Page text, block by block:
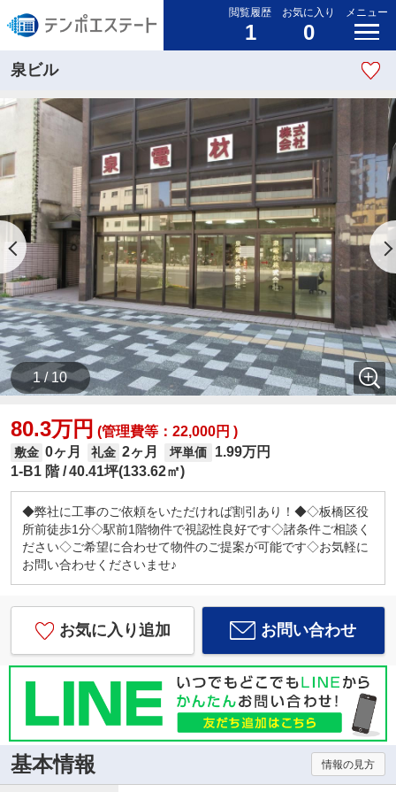
閲覧履歴
1
お気に入り
0
メニュー
泉ビル
1 / 10
80.3万円 (管理費等：22,000円 )
敷金 0ヶ月 礼金 2ヶ月 坪単価
1.99万円
1-B1 階 40.41坪(133.62㎡)
◆弊社に工事のご依頼をいただければ割引あり！◆◇板橋区役
所前徒歩1分◇駅前1階物件で視認性良好です◇諸条件ご相談く
ださい◇ご希望に合わせて物件のご提案が可能です◇お気軽に
お問い合わせくださいませ♪
お気に入り追加 お問い合わせ
基本情報 情報の見方